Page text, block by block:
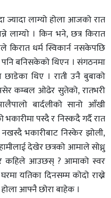
ज्यादा लाग्यो होला आजको रात
लाग्यो । किन भने, छत्र किरात
किरात धर्म स्विकार्न नसकेपछि
बनिसकेको थिएन । संगठनमा
थिए । राती उनै बुबाको
कम्बल ओढेर सुतेको, रातभरी
बार्दलीको सानो आँखी
भकारीमा पस्दै र निस्कदै गर्दै रात
नखस्दै भकारीबाट निस्केर झोली,
देखेर छत्रको आमाले सोध्नु
कहिले आउछस् ? आमाको स्वर
यतिका दिनसम्म कोदो राख्ने
आफ्नै छोरा बाहेक ।